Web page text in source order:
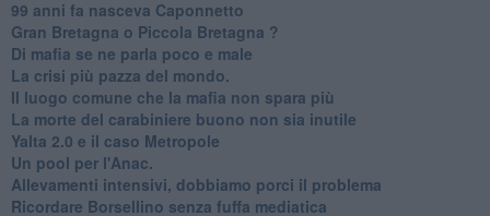
99 anni fa nasceva Caponnetto
Gran Bretagna o Piccola Bretagna ?
Di mafia se ne parla poco e male
La crisi più pazza del mondo.
Il luogo comune che la mafia non spara più
La morte del carabiniere buono non sia inutile
Yalta 2.0 e il caso Metropole
​Un pool per l'Anac.
Allevamenti intensivi, dobbiamo porci il problema
Ricordare Borsellino senza fuffa mediatica